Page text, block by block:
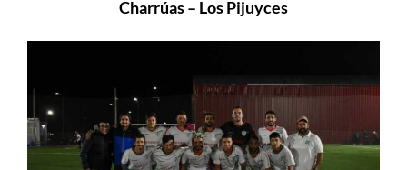
Charrúas – Los Pijuyces